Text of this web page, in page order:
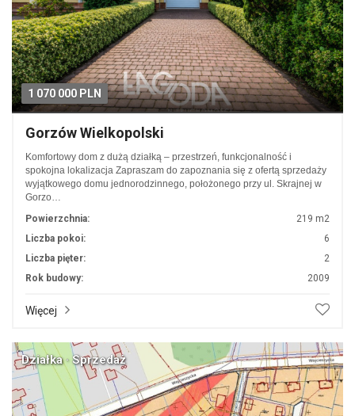
1 070 000 PLN
Gorzów Wielkopolski
Komfortowy dom z dużą działką – przestrzeń, funkcjonalność i
spokojna lokalizacja Zapraszam do zapoznania się z ofertą sprzedaży
wyjątkowego domu jednorodzinnego, położonego przy ul. Skrajnej w
Gorzo…
Powierzchnia:
219 m2
Liczba pokoi:
6
Liczba pięter:
2
Rok budowy:
2009
Więcej
Działka · Sprzedaż